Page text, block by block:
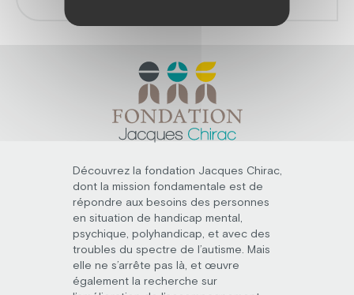
Découvrez la fondation Jacques Chirac,
dont la mission fondamentale est de
répondre aux besoins des personnes
en situation de handicap mental,
psychique, polyhandicap, et avec des
troubles du spectre de l’autisme. Mais
elle ne s’arrête pas là, et œuvre
également la recherche sur